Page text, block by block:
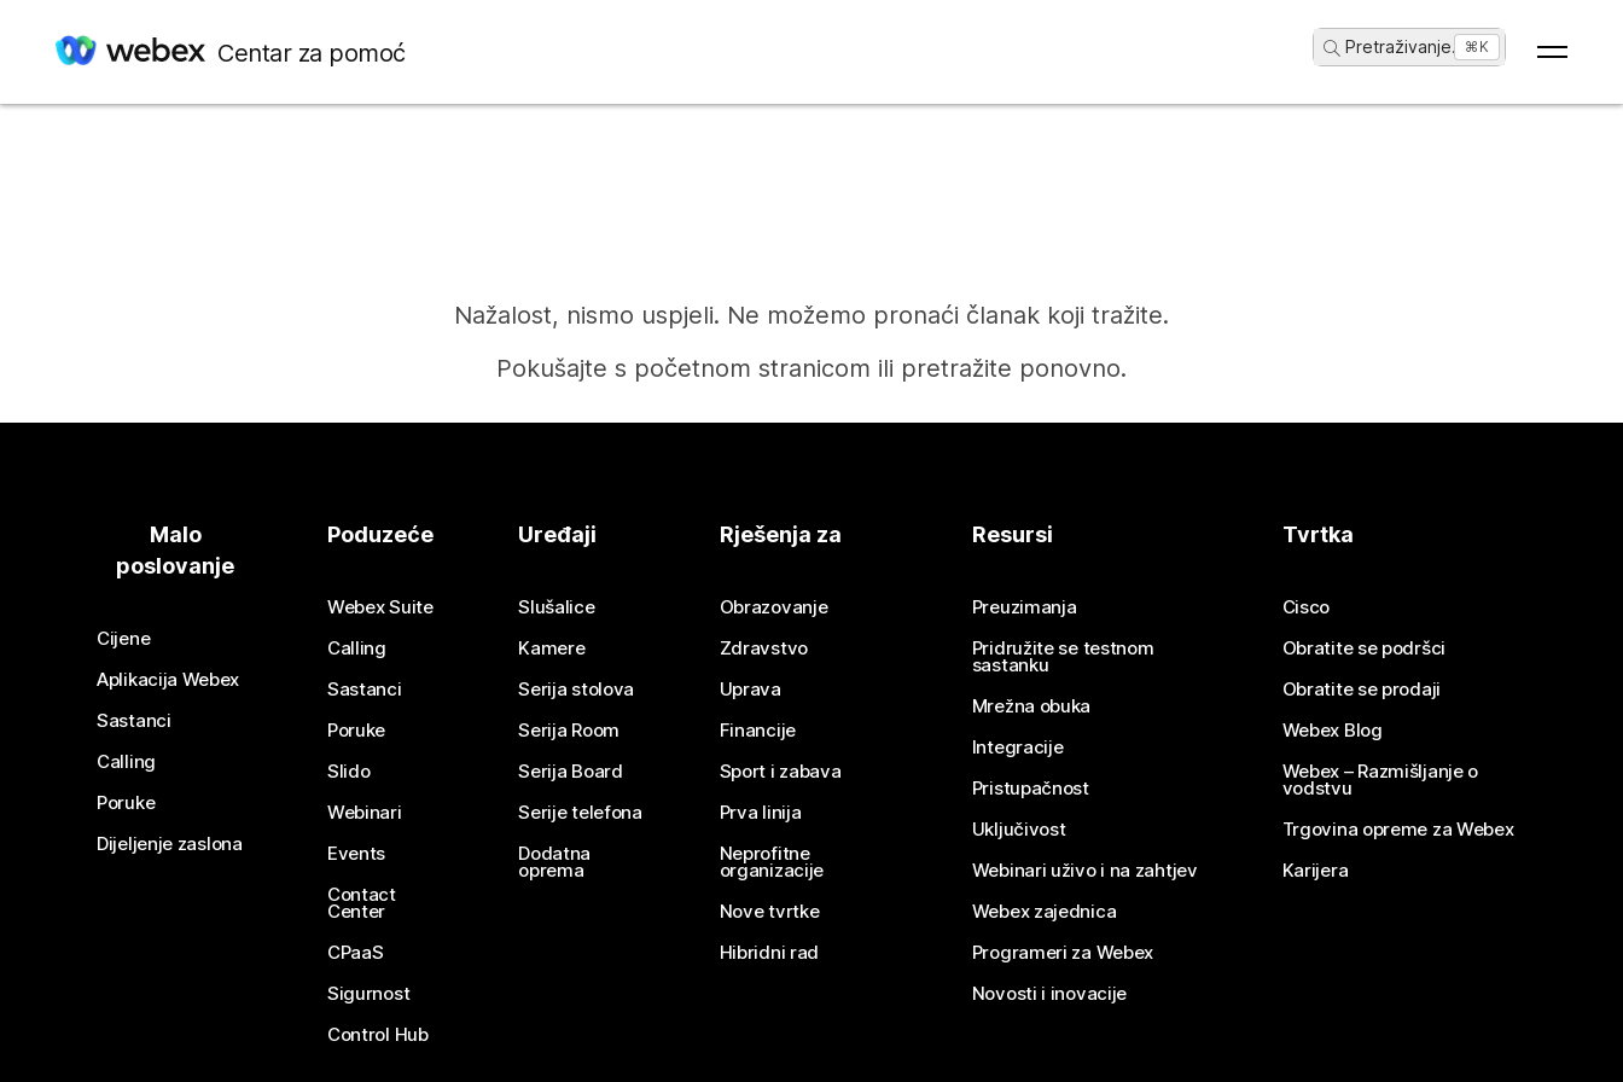
Centar za pomoć Pretraživanje... ⌘K
Nažalost, nismo uspjeli. Ne možemo pronaći članak koji tražite.
Pokušajte s početnom stranicom ili pretražite ponovno.
Tražite li odgovor?
Pošaljite pitanje
Malo
poslovanje
Cijene
Aplikacija Webex
Sastanci
Calling
Poruke
Dijeljenje zaslona
Poduzeće
Webex Suite
Calling
Sastanci
Poruke
Slido
Webinari
Events
Contact
Center
CPaaS
Sigurnost
Control Hub
Uređaji
Slušalice
Kamere
Serija stolova
Serija Room
Serija Board
Serije telefona
Dodatna
oprema
Rješenja za
Obrazovanje
Zdravstvo
Uprava
Financije
Sport i zabava
Prva linija
Neprofitne
organizacije
Nove tvrtke
Hibridni rad
Resursi
Preuzimanja
Pridružite se testnom
sastanku
Mrežna obuka
Integracije
Pristupačnost
Uključivost
Webinari uživo i na zahtjev
Webex zajednica
Programeri za Webex
Novosti i inovacije
Tvrtka
Cisco
Obratite se podršci
Obratite se prodaji
Webex Blog
Webex – Razmišljanje o
vodstvu
Trgovina opreme za Webex
Karijera